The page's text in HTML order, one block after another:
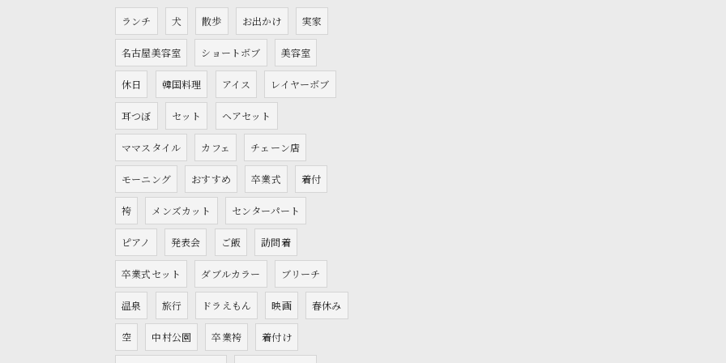
ランチ 犬 散歩 お出かけ 実家
名古屋美容室 ショートボブ 美容室
休日 韓国料理 アイス レイヤーボブ
耳つぼ セット ヘアセット
ママスタイル カフェ チェーン店
モーニング おすすめ 卒業式 着付
袴 メンズカット センターパート
ピアノ 発表会 ご飯 訪問着
卒業式セット ダブルカラー ブリーチ
温泉 旅行 ドラえもん 映画 春休み
空 中村公園 卒業袴 着付け